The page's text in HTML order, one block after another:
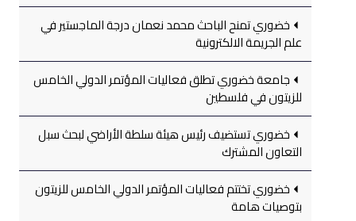
خضوري تمنح الباحث محمد نعمان درجة الماجستير في
علم الجريمة الالكترونية
جامعة خضوري تطلق فعاليات المؤتمر الدولي الخامس
للزيتون في فلسطين
خضوري تستضيف رئيس هيئة سلطة الأراضي لبحث سبل
التعاون المشترك
خضوري تختتم فعاليات المؤتمر الدولي الخامس للزيتون
بتوصيات هامة